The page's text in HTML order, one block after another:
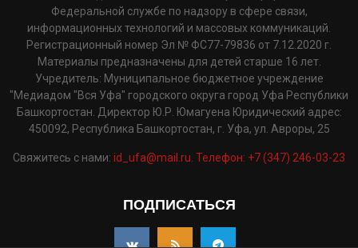
Федеральной службе по надзору в сфере связи,
информационных технологий и массовых коммуникаций.
Регистрационный номер Эл № ФС77-79836 от 7.12.2020 г.
Материалы предназначены для детей старше 16 лет.
Учредитель: Муниципальное бюджетное учреждение
"Медиадом "Вся Уфа" городского округа город Уфа Республики
Башкортостан. Директор Ю.Р. Юмагуена Юридический адрес:
450092, Республика Башкортостан, г. Уфа, ул. Авроры, 25
Свяжитесь с нами: id_ufa@mail.ru. Телефон: +7 (347) 246-03-23
ПОДПИСАТЬСЯ